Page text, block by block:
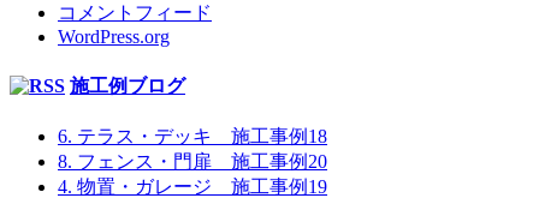
コメントフィード
WordPress.org
施工例ブログ
6. テラス・デッキ 施工事例18
8. フェンス・門扉 施工事例20
4. 物置・ガレージ 施工事例19